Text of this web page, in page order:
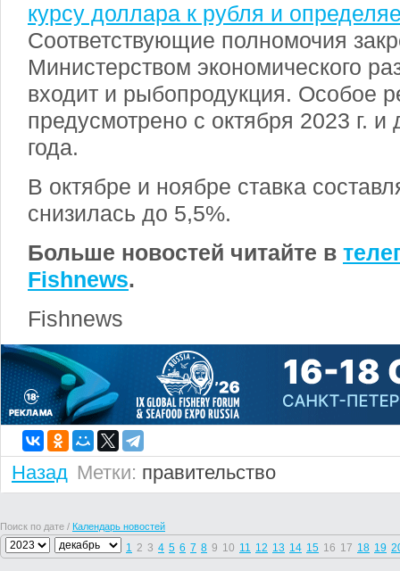
курсу доллара к рубля и
Соответствующие полномочия
Министерством экономического
входит и рыбопродукция. Особое
предусмотрено с октября 2023 г.
года.
В октябре и ноябре ставка
снизилась до 5,5%.
Больше новостей читайте в
Fishnews.
Fishnews
Назад Метки: правительство
Поиск по дате / Календарь новостей
1 2 3 4 5 6 7 8 9 10 11 12 13 14 15 16 17 18 19